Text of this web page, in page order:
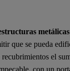
que se pueda
el
con un